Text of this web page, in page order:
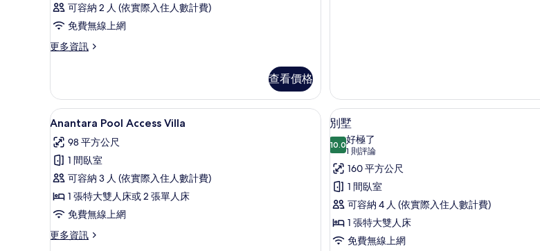
可容納 2 人 (依實際入住人數計費)
免費無線上網
更多資訊
更
的
詳
情
查看價格
顯
示
Anantara
Pool
Access
Villa
的
所
Anantara Pool Access Villa | 高級寢具、迷你吧、客房內保險箱、書桌
16
Anantara Pool Access Villa
98 平方公尺
1 間臥室
可容納 3 人 (依實際入住人數計費)
1 張特大雙人床或 2 張單人床
免費無線上網
更多資訊
更
顯
示
別
墅
的
所
有
相
別墅 | 高級寢具、
10
別墅
10.010.0 分，滿分 10 分
好極了
1 則評論
(1
則
評
論)
160 平方公尺
1 間臥室
可容納 4 人 (依實際入住人數計費)
1 張特大雙人床
免費無線上網